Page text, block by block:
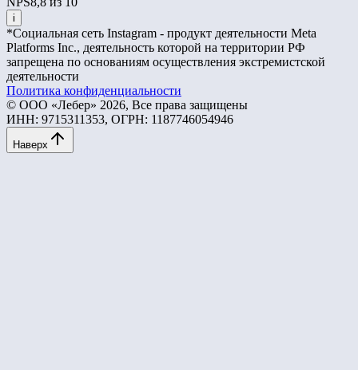
i
*Социальная сеть Instagram - продукт деятельности Meta
Platforms Inc., деятельность которой на территории РФ
запрещена по основаниям осуществления экстремистской
деятельности
Политика конфиденциальности
© ООО «Лебер» 2026, Все права защищены
ИНН: 9715311353, ОГРН: 1187746054946
Наверх